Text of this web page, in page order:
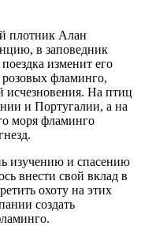
плотник Алан
в заповедник
изменит его
фламинго,
исчезновения. На птиц
и Португалии, а на
моря фламинго
изучению и спасению
внести свой вклад в
охоту на этих
создать